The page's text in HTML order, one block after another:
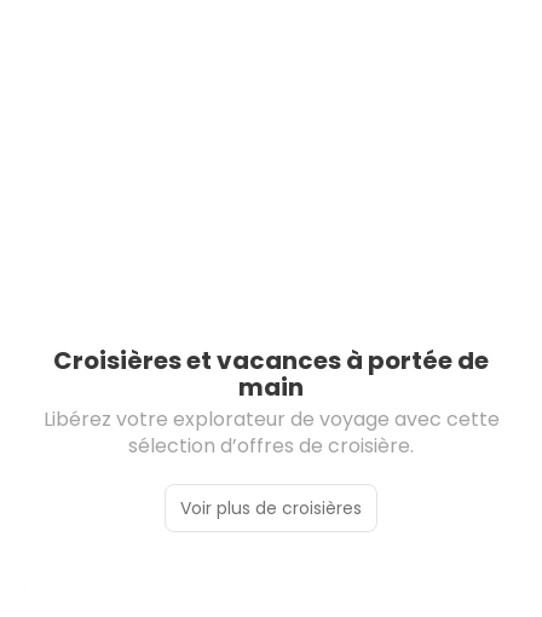
Croisières et vacances à portée de
main
Libérez votre explorateur de voyage avec cette
sélection d’offres de croisière.
Voir plus de croisières